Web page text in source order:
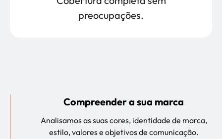
preocupações.
Compreender a sua marca
Analisamos as suas cores, identidade de marca,
estilo, valores e objetivos de comunicação.